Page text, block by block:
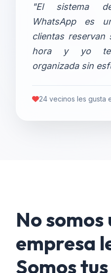
"El sistema
WhatsApp es
clientas reservan
hora y yo
organizada sin
24 vecinos les gusta
No somos
empresa
Somos